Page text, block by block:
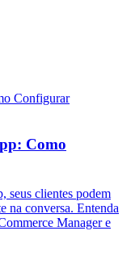
Como
seus clientes podem
na conversa. Entenda
Manager e